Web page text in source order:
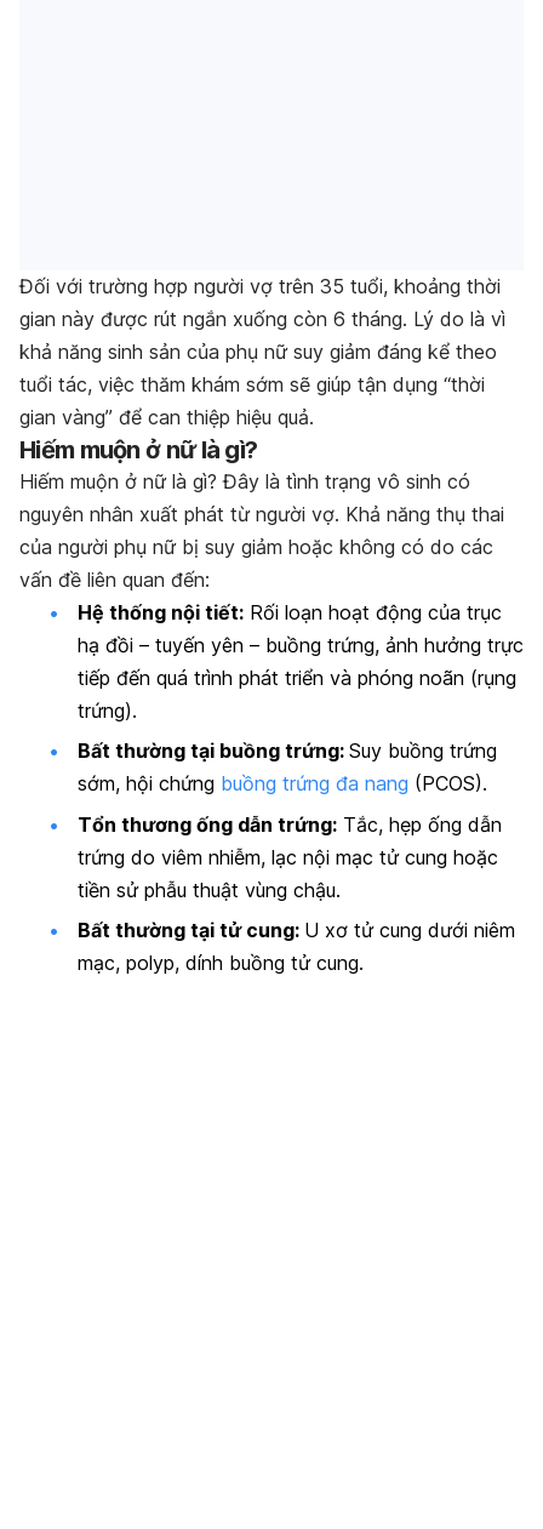
Đối với trường hợp người vợ trên 35 tuổi, khoảng thời
gian này được rút ngắn xuống còn 6 tháng. Lý do là vì
khả năng sinh sản của phụ nữ suy giảm đáng kể theo
tuổi tác, việc thăm khám sớm sẽ giúp tận dụng “thời
gian vàng” để can thiệp hiệu quả.
Hiếm muộn ở nữ là gì?
Hiếm muộn ở nữ là gì? Đây là tình trạng vô sinh có
nguyên nhân xuất phát từ người vợ. Khả năng thụ thai
của người phụ nữ bị suy giảm hoặc không có do các
vấn đề liên quan đến:
Hệ thống nội tiết: Rối loạn hoạt động của trục
hạ đồi – tuyến yên – buồng trứng, ảnh hưởng trực
tiếp đến quá trình phát triển và phóng noãn (rụng
trứng).
Bất thường tại buồng trứng: Suy buồng trứng
sớm, hội chứng buồng trứng đa nang (PCOS).
Tổn thương ống dẫn trứng: Tắc, hẹp ống dẫn
trứng do viêm nhiễm, lạc nội mạc tử cung hoặc
tiền sử phẫu thuật vùng chậu.
Bất thường tại tử cung: U xơ tử cung dưới niêm
mạc, polyp, dính buồng tử cung.